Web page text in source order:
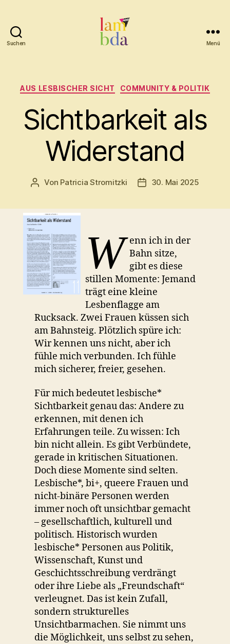
Suchen Menü
Kategorien
AUS LESBISCHER SICHT COMMUNITY & POLITIK
Sichtbarkeit als
Widerstand
Beitragsautor
Von Patricia Stromitzki Beitragsdatum
30. Mai 2025
W enn ich in der
Bahn sitze,
gibt es diese
stillen Momente: Jemand
trägt eine kleine
Lesbenflagge am
Rucksack. Zwei Frauen küssen sich
am Bahnsteig. Plötzlich spüre ich:
Wir kennen uns nicht, aber ich
fühle mich verbunden. Ich fühle
mich sicherer, freier, gesehen.
Für mich bedeutet lesbische*
Sichtbarkeit genau das: Andere zu
erkennen, mit denen ich
Erfahrungen teile. Zu wissen: Ich
bin nicht allein. Es gibt Verbündete,
gerade in kritischen Situationen.
Doch diese Momente sind selten.
Lesbische*, bi+, queere Frauen und
nicht-binäre Personen werden
immer noch oft unsichtbar gemacht
– gesellschaftlich, kulturell und
politisch. Historisch wurden
lesbische* Personen aus Politik,
Wissenschaft, Kunst und
Geschichtsschreibung verdrängt
oder ihre Liebe als „Freundschaft“
verleugnet. Das ist kein Zufall,
sondern strukturelles
Unsichtbarmachen. Sie nimmt uns
die Möglichkeit, uns selbst zu sehen,